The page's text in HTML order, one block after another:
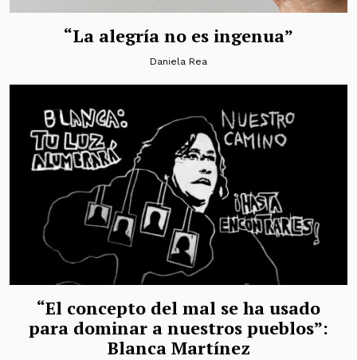
“La alegría no es ingenua”
Daniela Rea
“El concepto del mal se ha usado
para dominar a nuestros pueblos”:
Blanca Martínez